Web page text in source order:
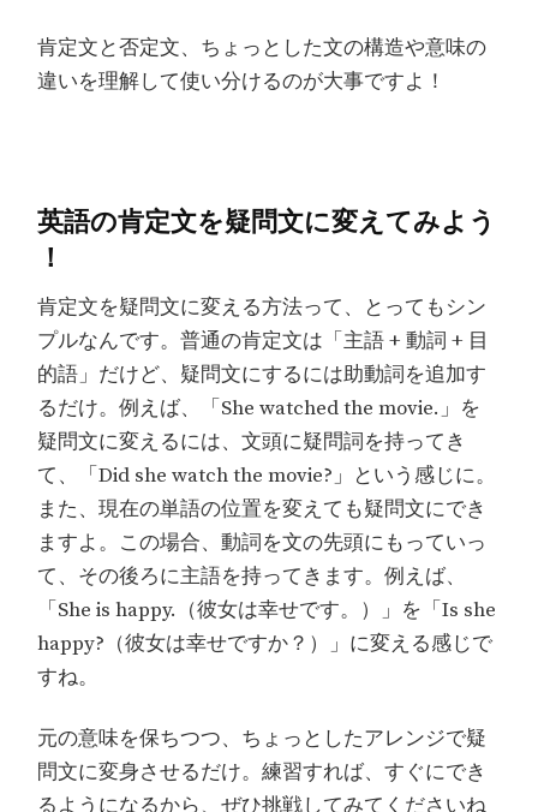
肯定文と否定文、ちょっとした文の構造や意味の
違いを理解して使い分けるのが大事ですよ！
英語の肯定文を疑問文に変えてみよう
！
肯定文を疑問文に変える方法って、とってもシン
プルなんです。普通の肯定文は「主語 + 動詞 + 目
的語」だけど、疑問文にするには助動詞を追加す
るだけ。例えば、「She watched the movie.」を
疑問文に変えるには、文頭に疑問詞を持ってき
て、「Did she watch the movie?」という感じに。
また、現在の単語の位置を変えても疑問文にでき
ますよ。この場合、動詞を文の先頭にもっていっ
て、その後ろに主語を持ってきます。例えば、
「She is happy.（彼女は幸せです。）」を「Is she
happy?（彼女は幸せですか？）」に変える感じで
すね。
元の意味を保ちつつ、ちょっとしたアレンジで疑
問文に変身させるだけ。練習すれば、すぐにでき
るようになるから、ぜひ挑戦してみてくださいね